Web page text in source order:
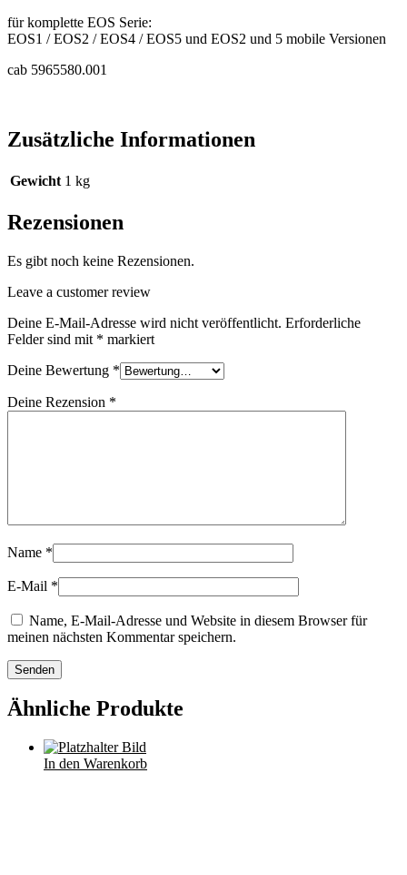
für komplette EOS Serie:
EOS1 / EOS2 / EOS4 / EOS5 und EOS2 und 5 mobile Versionen
cab 5965580.001
Zusätzliche Informationen
Gewicht 1 kg
Rezensionen
Es gibt noch keine Rezensionen.
Leave a customer review
Deine E-Mail-Adresse wird nicht veröffentlicht. Erforderliche
Felder sind mit * markiert
Deine Bewertung *
Deine Rezension *
Name *
E-Mail *
Name, E-Mail-Adresse und Website in diesem Browser für
meinen nächsten Kommentar speichern.
Ähnliche Produkte
In den Warenkorb